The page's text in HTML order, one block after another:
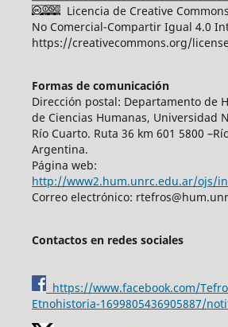
Licencia de Creative
No Comercial-Compartir Igual 4.0
https://creativecommons.org/
Formas de comunicación
Dirección postal: Departamento de
de Ciencias Humanas, Universidad
Río Cuarto. Ruta 36 km 601 5800
Argentina.
Página web:
http://www2.hum.unrc.edu.ar/ojs/
Correo electrónico:
Contactos en redes sociales
https://www.facebook.com/
Etnohistoria-1699805436905887/